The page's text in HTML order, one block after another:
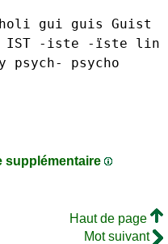
gui guis
Guist
IST -iste -ïste
lin
psych-
psycho
supplémentaire
Haut de page
Mot suivant